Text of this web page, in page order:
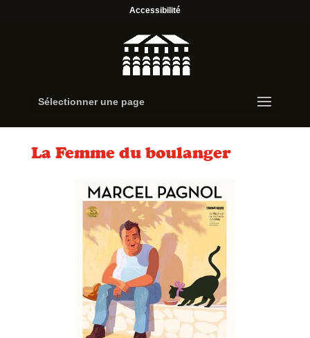
Accessibilité
Sélectionner une page
La Femme du boulanger